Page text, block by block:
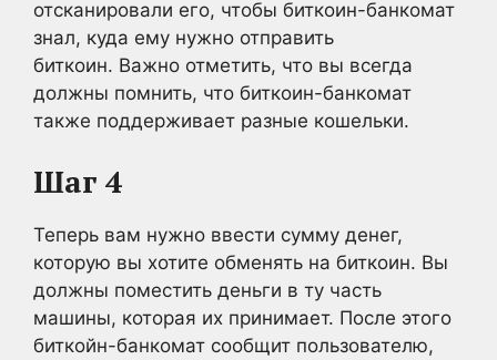
отсканировали его, чтобы биткоин-банкомат
знал, куда ему нужно отправить
биткоин. Важно отметить, что вы всегда
должны помнить, что биткоин-банкомат
также поддерживает разные кошельки.
Шаг 4
Теперь вам нужно ввести сумму денег,
которую вы хотите обменять на биткоин. Вы
должны поместить деньги в ту часть
машины, которая их принимает. После этого
биткойн-банкомат сообщит пользователю,